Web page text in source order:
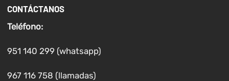
CONTÁCTANOS
Teléfono:
951 140 299 (whatsapp)
967 116 758 (llamadas)